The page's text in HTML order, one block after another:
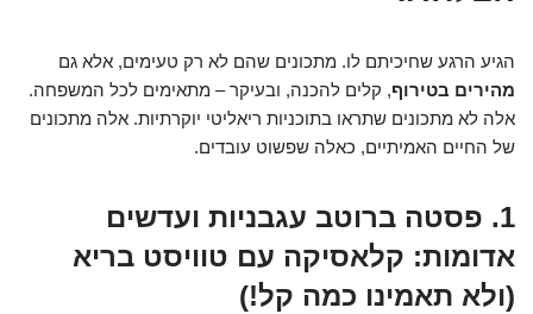
הגיע הרגע שחיכיתם לו. מתכונים שהם לא רק טעימים, אלא גם
מהירים בטירוף, קלים להכנה, ובעיקר – מתאימים לכל המשפחה.
אלה לא מתכונים שתראו בתוכניות ריאליטי יוקרתיות. אלה מתכונים
של החיים האמיתיים, כאלה שפשוט עובדים.
1. פסטה ברוטב עגבניות ועדשים
אדומות: קלאסיקה עם טוויסט בריא
(ולא תאמינו כמה קל!)